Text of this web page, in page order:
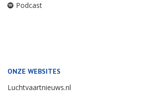
Podcast
ONZE WEBSITES
Luchtvaartnieuws.nl